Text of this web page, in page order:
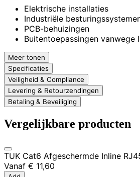
Elektrische installaties
Industriële
PCB-behuizingen
Buitentoepassingen vanwege
Meer tonen
Specificaties
Veiligheid & Compliance
Levering & Retourzendingen
Betaling & Beveiliging
Vergelijkbare producten
TUK Cat6 Afgeschermde Inline
Vanaf € 11,60